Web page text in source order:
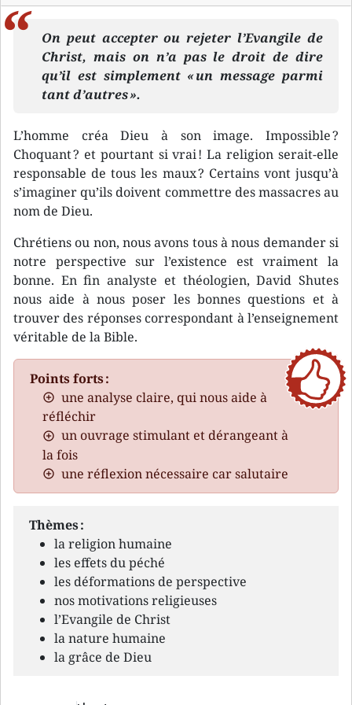
On peut accepter ou rejeter l’Evangile de
Christ, mais on n’a pas le droit de dire
qu’il est simplement « un message parmi
tant d’autres ».
L’homme créa Dieu à son image. Impossible ?
Choquant ? et pourtant si vrai ! La religion serait-elle
responsable de tous les maux ? Certains vont jusqu’à
s’imaginer qu’ils doivent commettre des massacres au
nom de Dieu.
Chrétiens ou non, nous avons tous à nous demander si
notre perspective sur l’existence est vraiment la
bonne. En fin analyste et théologien, David Shutes
nous aide à nous poser les bonnes questions et à
trouver des réponses correspondant à l’enseignement
véritable de la Bible.
Points forts :
une analyse claire, qui nous aide à
réfléchir
un ouvrage stimulant et dérangeant à
la fois
une réflexion nécessaire car salutaire
Thèmes :
la religion humaine
les effets du péché
les déformations de perspective
nos motivations religieuses
l’Evangile de Christ
la nature humaine
la grâce de Dieu